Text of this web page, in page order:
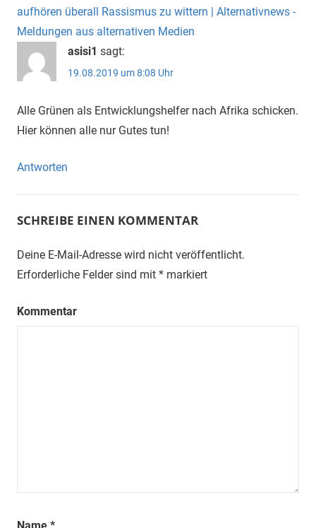
aufhören überall Rassismus zu wittern | Alternativnews -
Meldungen aus alternativen Medien
asisi1 sagt:
19.08.2019 um 8:08 Uhr
Alle Grünen als Entwicklungshelfer nach Afrika schicken.
Hier können alle nur Gutes tun!
Antworten
SCHREIBE EINEN KOMMENTAR
Deine E-Mail-Adresse wird nicht veröffentlicht.
Erforderliche Felder sind mit * markiert
Kommentar
Name *